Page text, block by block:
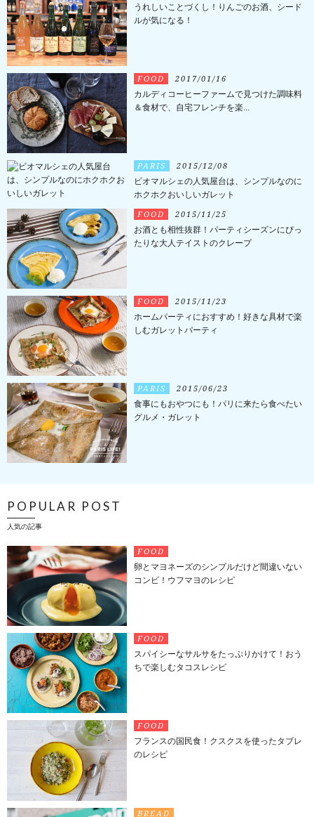
うれしいことづくし！りんごのお酒、シード
ルが気になる！
FOOD 2017/01/16
カルディコーヒーファームで見つけた調味料
＆食材で、自宅フレンチを楽...
PARIS 2015/12/08
ビオマルシェの人気屋台は、シンプルなのに
ホクホクおいしいガレット
FOOD 2015/11/25
お酒とも相性抜群！パーティシーズンにぴっ
たりな大人テイストのクレープ
FOOD 2015/11/23
ホームパーティにおすすめ！好きな具材で楽
しむガレットパーティ
PARIS 2015/06/23
食事にもおやつにも！パリに来たら食べたい
グルメ・ガレット
POPULAR POST
人気の記事
FOOD
卵とマヨネーズのシンプルだけど間違いない
コンビ！ウフマヨのレシピ
FOOD
スパイシーなサルサをたっぷりかけて！おう
ちで楽しむタコスレシピ
FOOD
フランスの国民食！クスクスを使ったタブレ
のレシピ
BREAD